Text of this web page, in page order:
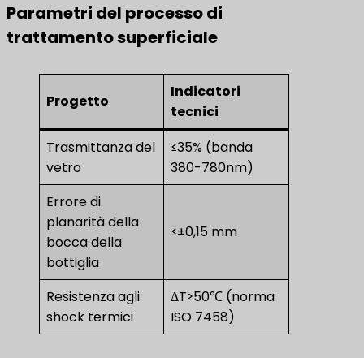
Parametri del processo di
trattamento superficiale
Progetto
Indicatori
tecnici
Trasmittanza del
vetro
≤35% (banda
380-780nm)
Errore di
planarità della
bocca della
bottiglia
≤±0,15 mm
Resistenza agli
shock termici
ΔT≥50℃ (norma
ISO 7458)